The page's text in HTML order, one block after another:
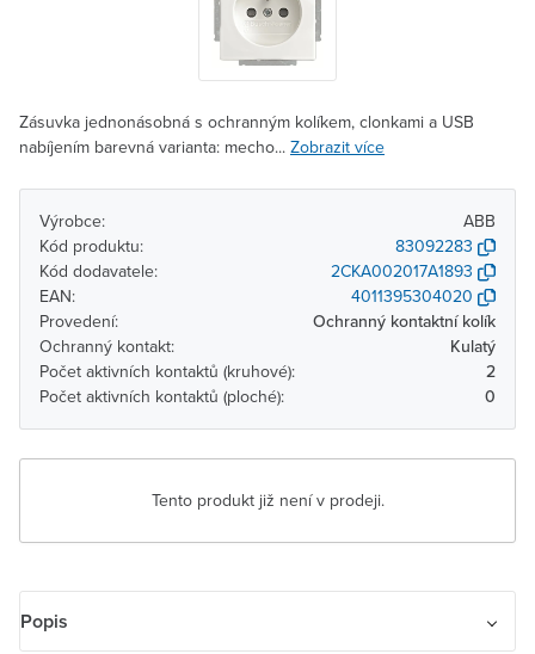
Zásuvka jednonásobná s ochranným kolíkem, clonkami a USB
nabíjením barevná varianta: mecho... Zobrazit více
Výrobce:
ABB
Kód produktu:
83092283
Kód dodavatele:
2CKA002017A1893
EAN:
4011395304020
Provedení:
Ochranný kontaktní kolík
Ochranný kontakt:
Kulatý
Počet aktivních kontaktů (kruhové):
2
Počet aktivních kontaktů (ploché):
0
Tento produkt již není v prodeji.
Popis